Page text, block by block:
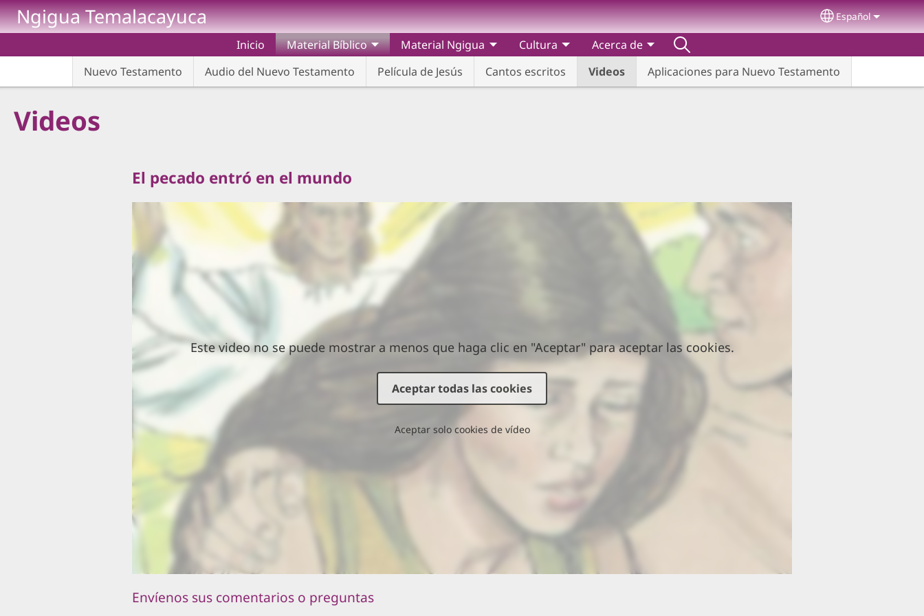
Pasar al contenido principal
Ngigua Temalacayuca Select your
Español
Inicio
Material Bíblico
Nuevo Testamento
Audio del Nuevo Testamento Película de Jesús Cantos escritos Videos Aplicaciones para Nuevo Testamento
Material Ngigua Cultura Acerca de
Videos
Este video no se puede mostrar a menos que haga clic en "Aceptar" para aceptar las cookies.
Aceptar todas las cookies
Aceptar solo cookies de vídeo
El pecado entró en el mundo
Envíenos sus comentarios o preguntas